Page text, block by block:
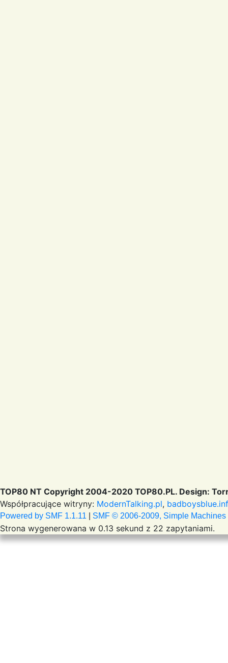
TOP80 NT Copyright 2004-2020 TOP80.PL. Design:
Współpracujące witryny: ModernTalking.pl,
Powered by SMF 1.1.11 SMF © 2006-2009, Simple Machines
Strona wygenerowana w 0.13 sekund z 22 zapytaniami.